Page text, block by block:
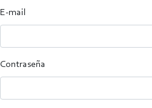
E-mail
Contraseña